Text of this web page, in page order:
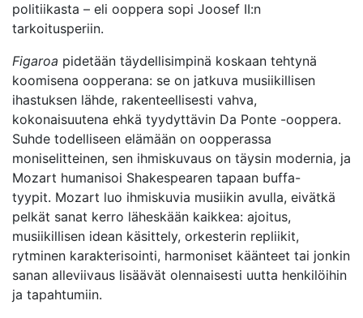
politiikasta – eli ooppera sopi Joosef II:n
tarkoitusperiin.
Figaroa pidetään täydellisimpinä koskaan tehtynä
koomisena oopperana: se on jatkuva musiikillisen
ihastuksen lähde, rakenteellisesti vahva,
kokonaisuutena ehkä tyydyttävin Da Ponte -ooppera.
Suhde todelliseen elämään on oopperassa
moniselitteinen, sen ihmiskuvaus on täysin modernia, ja
Mozart humanisoi Shakespearen tapaan buffa-
tyypit. Mozart luo ihmiskuvia musiikin avulla, eivätkä
pelkät sanat kerro läheskään kaikkea: ajoitus,
musiikillisen idean käsittely, orkesterin repliikit,
rytminen karakterisointi, harmoniset käänteet tai jonkin
sanan alleviivaus lisäävät olennaisesti uutta henkilöihin
ja tapahtumiin.